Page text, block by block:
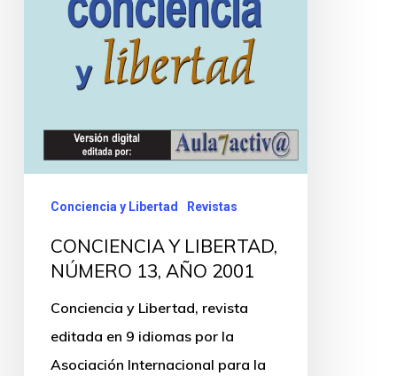
Conciencia y Libertad Revistas
CONCIENCIA Y LIBERTAD,
NÚMERO 13, AÑO 2001
Conciencia y Libertad, revista
editada en 9 idiomas por la
Asociación Internacional para la